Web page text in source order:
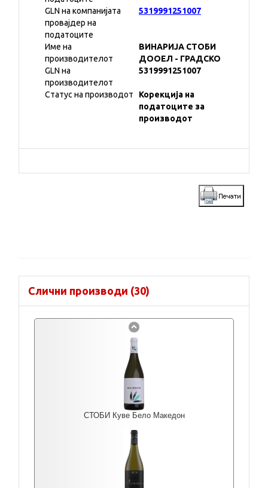
GLN на компанијата
провајдер на
податоците
5319991251007
Име на
производителот
ВИНАРИЈА СТОБИ
ДООЕЛ - ГРАДСКО
GLN на
производителот
5319991251007
Статус на производот
Корекција на
податоците за
производот
Слични производи (30)
СТОБИ Куве Бело Македон